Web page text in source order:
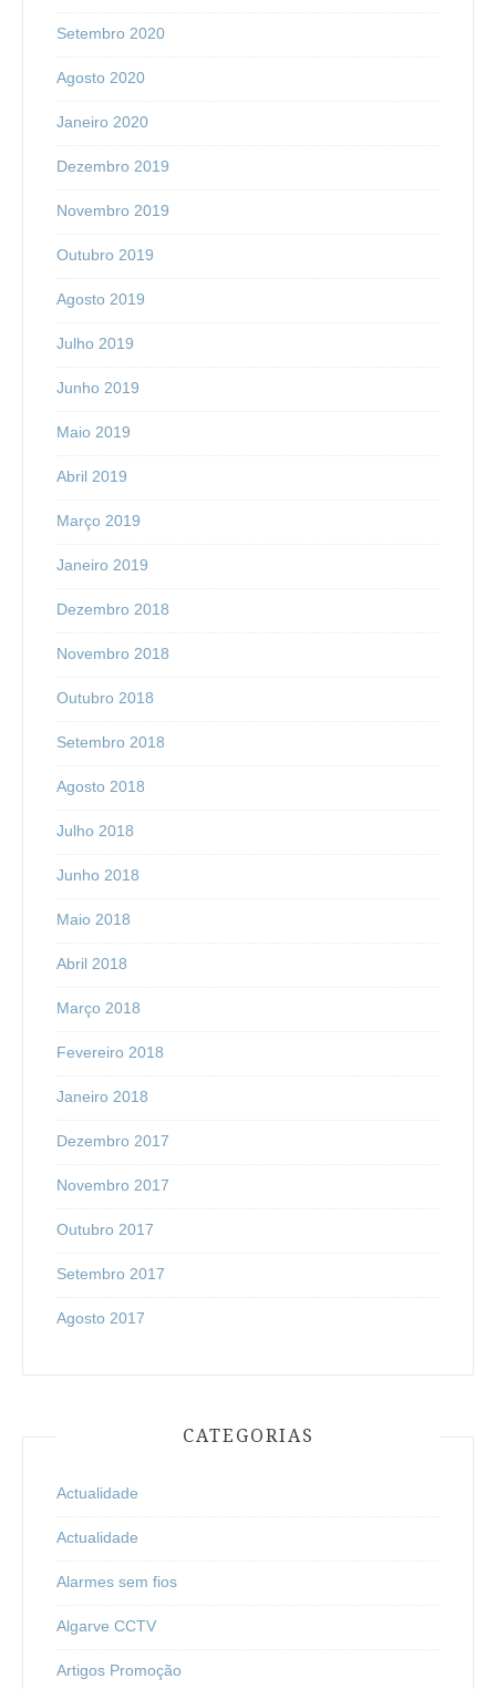
Setembro 2020
Agosto 2020
Janeiro 2020
Dezembro 2019
Novembro 2019
Outubro 2019
Agosto 2019
Julho 2019
Junho 2019
Maio 2019
Abril 2019
Março 2019
Janeiro 2019
Dezembro 2018
Novembro 2018
Outubro 2018
Setembro 2018
Agosto 2018
Julho 2018
Junho 2018
Maio 2018
Abril 2018
Março 2018
Fevereiro 2018
Janeiro 2018
Dezembro 2017
Novembro 2017
Outubro 2017
Setembro 2017
Agosto 2017
CATEGORIAS
Actualidade
Actualidade
Alarmes sem fios
Algarve CCTV
Artigos Promoção